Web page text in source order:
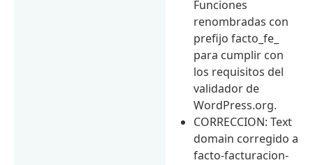
Funciones
renombradas con
prefijo facto_fe_
para cumplir con
los requisitos del
validador de
WordPress.org.
CORRECCION: Text
domain corregido a
facto-facturacion-